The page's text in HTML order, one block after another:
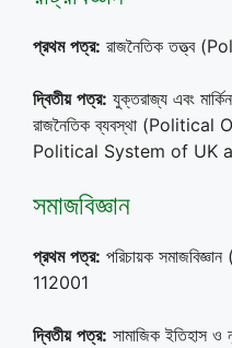
প্রথম পত্র: রাজনৈতিক তত্ত্ব
দ্বিতীয় পত্র: যুক্তরাজ্য এবং
রাজনৈতিক ব্যবস্থা
Political System of UK
সমাজবিজ্ঞান
প্রথম পত্র: পরিচায়ক
112001
দ্বিতীয় পত্র: সামাজিক ইতিহাস